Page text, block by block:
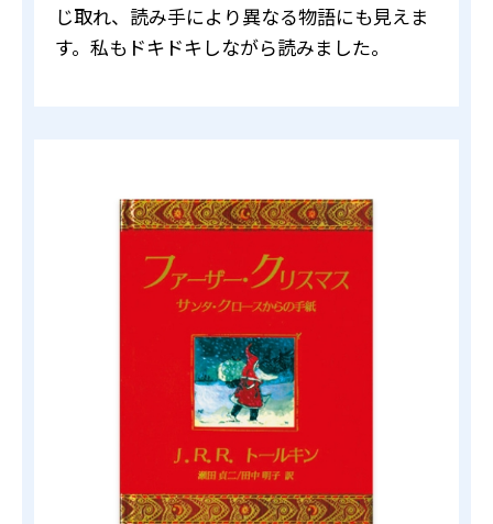
じ取れ、読み手により異なる物語にも見えま
す。私もドキドキしながら読みました。